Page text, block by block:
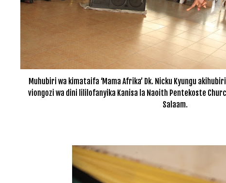
Muhubiri wa kimataifa ‘Mama Afrika’ Dk. Nicku Kyungu
viongozi wa dini lililofanyika Kanisa la Naoith Pentekoste
Salaam.